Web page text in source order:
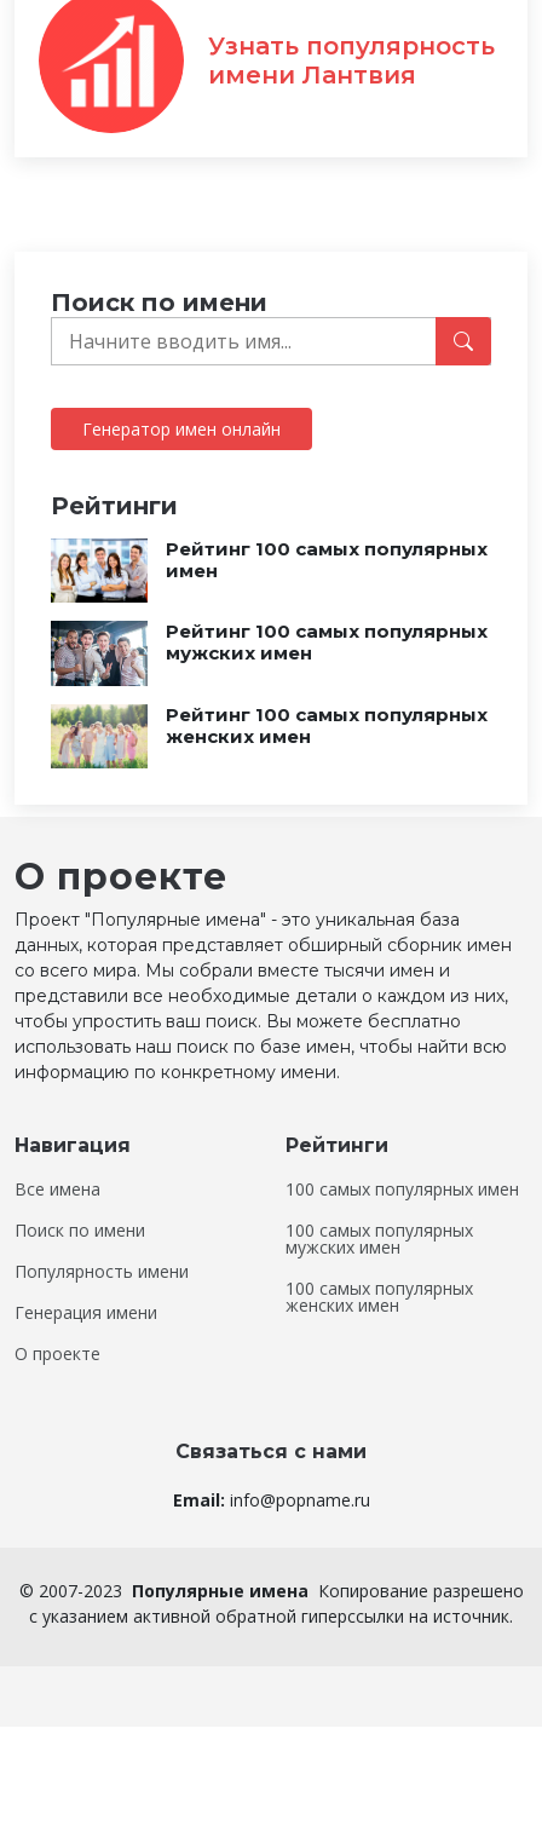
Узнать популярность
имени Лантвия
Поиск по имени
Генератор имен онлайн
Рейтинги
Рейтинг 100 самых популярных
имен
Рейтинг 100 самых популярных
мужских имен
Рейтинг 100 самых популярных
женских имен
О проекте
Проект "Популярные имена" - это уникальная база
данных, которая представляет обширный сборник имен
со всего мира. Мы собрали вместе тысячи имен и
представили все необходимые детали о каждом из них,
чтобы упростить ваш поиск. Вы можете бесплатно
использовать наш поиск по базе имен, чтобы найти всю
информацию по конкретному имени.
Навигация
Все имена
Поиск по имени
Популярность имени
Генерация имени
О проекте
Рейтинги
100 самых популярных имен
100 самых популярных
мужских имен
100 самых популярных
женских имен
Связаться с нами
Email: info@popname.ru
© 2007-2023 Популярные имена Копирование разрешено
с указанием активной обратной гиперссылки на источник.